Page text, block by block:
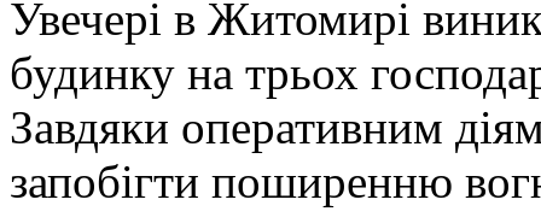
Увечері в Житомирі
будинку на трьох
Завдяки оперативним
запобігти поширенню